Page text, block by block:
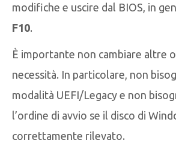
modifiche e uscire dal BIOS, in
F10.
È importante non cambiare altre
necessità. In particolare, non
modalità UEFI/Legacy e non
l’ordine di avvio se il disco di
correttamente rilevato.